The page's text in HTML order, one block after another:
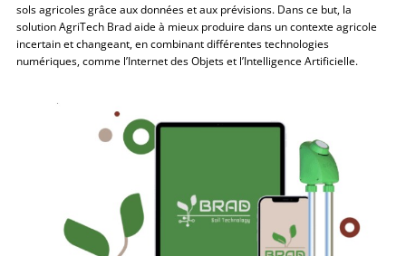
sols agricoles grâce aux données et aux prévisions. Dans ce but, la
solution AgriTech Brad aide à mieux produire dans un contexte agricole
incertain et changeant, en combinant différentes technologies
numériques, comme l’Internet des Objets et l’Intelligence Artificielle.